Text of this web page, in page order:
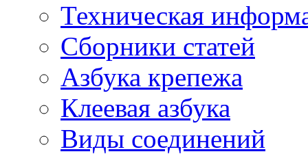
Техническая
Сборники статей
Азбука крепежа
Клеевая азбука
Виды соединений